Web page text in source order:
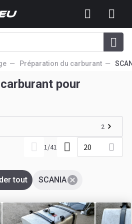
Préparation du carburant
pour
2
1/41 20
SCANIA
tout